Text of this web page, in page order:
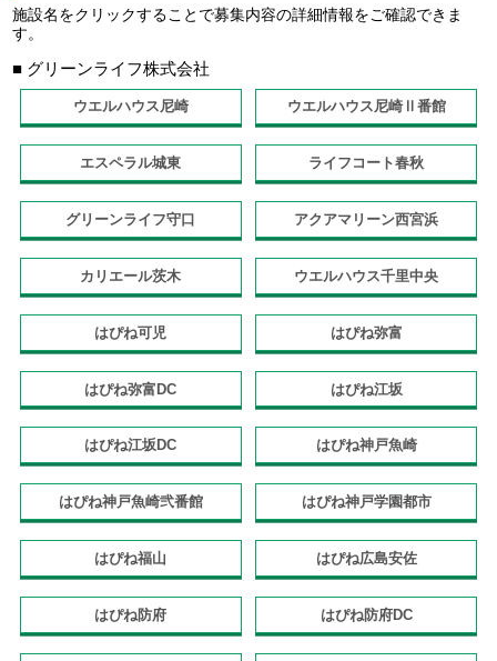
施設名をクリックすることで募集内容の詳細情報をご確認できま
す。
■ グリーンライフ株式会社
ウエルハウス尼崎 ウエルハウス尼崎Ⅱ番館
エスペラル城東 ライフコート春秋
グリーンライフ守口 アクアマリーン西宮浜
カリエール茨木 ウエルハウス千里中央
はぴね可児 はぴね弥富
はぴね弥富DC はぴね江坂
はぴね江坂DC はぴね神戸魚崎
はぴね神戸魚崎弐番館 はぴね神戸学園都市
はぴね福山 はぴね広島安佐
はぴね防府 はぴね防府DC